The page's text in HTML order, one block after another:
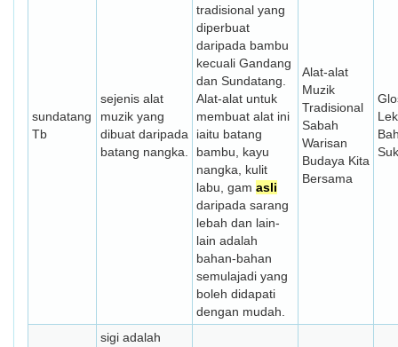
sundatang
Tb
sejenis alat
muzik yang
dibuat daripada
batang nangka.
tradisional yang
diperbuat
daripada bambu
kecuali Gandang
dan Sundatang.
Alat-alat untuk
membuat alat ini
iaitu batang
bambu, kayu
nangka, kulit
labu, gam asli
daripada sarang
lebah dan lain-
lain adalah
bahan-bahan
semulajadi yang
boleh didapati
dengan mudah.
Alat-alat
Muzik
Tradisional
Sabah
Warisan
Budaya Kita
Bersama
sigi adalah